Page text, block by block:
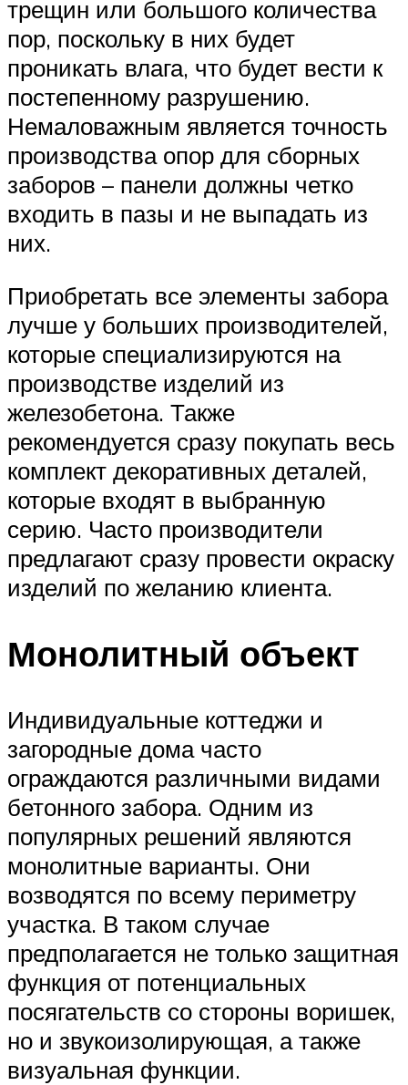
трещин или большого количества
пор, поскольку в них будет
проникать влага, что будет вести к
постепенному разрушению.
Немаловажным является точность
производства опор для сборных
заборов – панели должны четко
входить в пазы и не выпадать из
них.
Приобретать все элементы забора
лучше у больших производителей,
которые специализируются на
производстве изделий из
железобетона. Также
рекомендуется сразу покупать весь
комплект декоративных деталей,
которые входят в выбранную
серию. Часто производители
предлагают сразу провести окраску
изделий по желанию клиента.
Монолитный объект
Индивидуальные коттеджи и
загородные дома часто
ограждаются различными видами
бетонного забора. Одним из
популярных решений являются
монолитные варианты. Они
возводятся по всему периметру
участка. В таком случае
предполагается не только защитная
функция от потенциальных
посягательств со стороны воришек,
но и звукоизолирующая, а также
визуальная функции.